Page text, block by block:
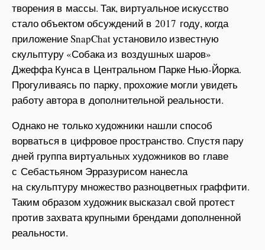
творения в массы. Так, виртуальное искусство
стало объектом обсуждений в 2017 году, когда
приложение SnapChat установило известную
скульптуру «Собака из воздушных шаров»
Джеффа Кунса в Центральном Парке Нью-Йорка.
Прогуливаясь по парку, прохожие могли увидеть
работу автора в дополнительной реальности.
Однако не только художники нашли способ
ворваться в цифровое пространство. Спустя пару
дней группа виртуальных художников во главе
с Себастьяном Эрразурисом нанесла
на скульптуру множество разноцветных граффити.
Таким образом художник высказал свой протест
против захвата крупными брендами дополненной
реальности.